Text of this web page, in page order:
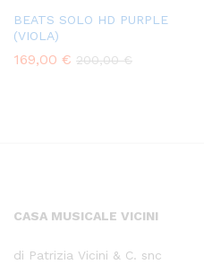
BEATS SOLO HD PURPLE
(VIOLA)
169,00 € 200,00€
CASA MUSICALE VICINI
di Patrizia Vicini & C. snc